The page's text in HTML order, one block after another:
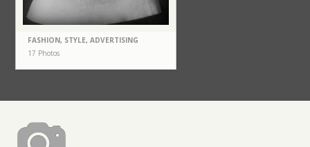
FASHION, STYLE, ADVERTISING
17 Photos